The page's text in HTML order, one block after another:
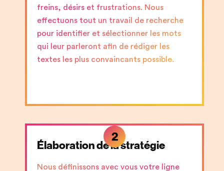
freins, désirs et frustrations. Nous
effectuons tout un travail de recherche
pour identifier et sélectionner les mots
qui leur parleront afin de rédiger les
textes les plus convaincants possible.
Élaboration de la stratégie
Nous définissons avec vous votre ligne
2